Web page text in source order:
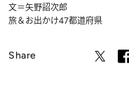
文＝矢野詔次郎
旅＆お出かけ47都道府県
Share